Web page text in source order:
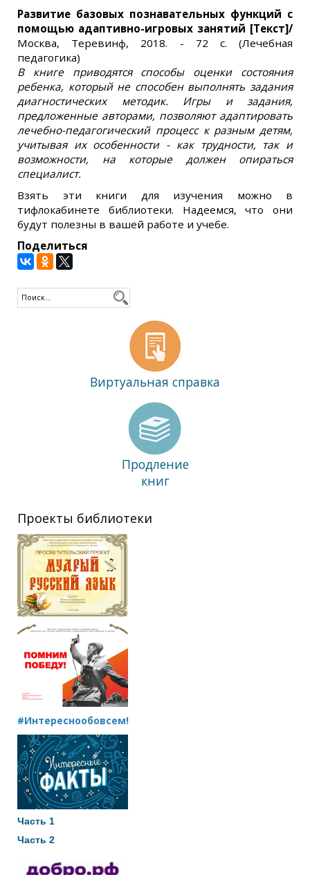
Развитие базовых познавательных функций с
помощью адаптивно-игровых занятий [Текст]/
Москва, Теревинф, 2018. - 72 с. (Лечебная
педагогика)
В книге приводятся способы оценки состояния
ребенка, который не способен выполнять задания
диагностических методик. Игры и задания,
предложенные авторами, позволяют адаптировать
лечебно-педагогический процесс к разным детям,
учитывая их особенности - как трудности, так и
возможности, на которые должен опираться
специалист.
Взять эти книги для изучения можно в
тифлокабинете библиотеки. Надеемся, что они
будут полезны в вашей работе и учебе.
Поделиться
Виртуальная справка
Продление
книг
Проекты библиотеки
#Интереснообовсем!
Часть 1
Часть 2